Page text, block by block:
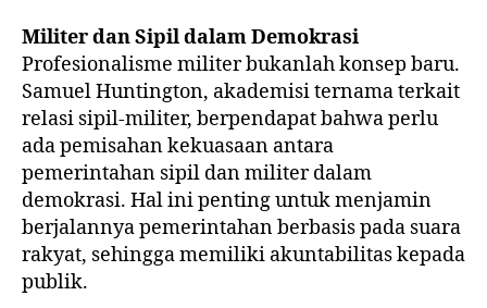
Militer dan Sipil dalam Demokrasi
Profesionalisme militer bukanlah konsep baru.
Samuel Huntington, akademisi ternama terkait
relasi sipil-militer, berpendapat bahwa perlu
ada pemisahan kekuasaan antara
pemerintahan sipil dan militer dalam
demokrasi. Hal ini penting untuk menjamin
berjalannya pemerintahan berbasis pada suara
rakyat, sehingga memiliki akuntabilitas kepada
publik.